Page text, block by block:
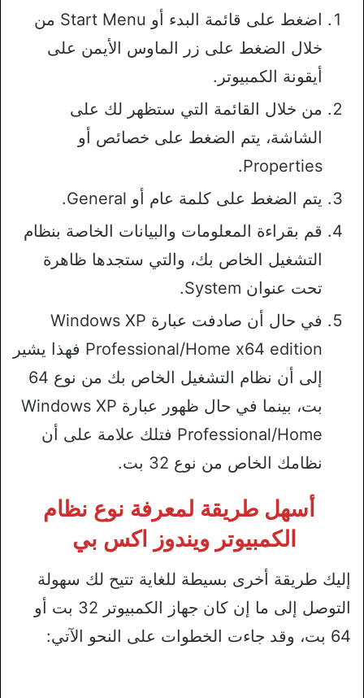
اضغط على قائمة البدء أو Start Menu من
خلال الضغط على زر الماوس الأيمن على
أيقونة الكمبيوتر.
من خلال القائمة التي ستظهر لك على
الشاشة، يتم الضغط على خصائص أو
Properties.
يتم الضغط على كلمة عام أو General.
قم بقراءة المعلومات والبيانات الخاصة بنظام
التشغيل الخاص بك، والتي ستجدها ظاهرة
تحت عنوان System.
في حال أن صادفت عبارة Windows XP
Professional/Home x64 edition فهذا يشير
إلى أن نظام التشغيل الخاص بك من نوع 64
بت، بينما في حال ظهور عبارة Windows XP
Professional/Home فتلك علامة على أن
نظامك الخاص من نوع 32 بت.
أسهل طريقة لمعرفة نوع نظام
الكمبيوتر ويندوز اكس بي
إليك طريقة أخرى بسيطة للغاية تتيح لك سهولة
التوصل إلى ما إن كان جهاز الكمبيوتر 32 بت أو
64 بت، وقد جاءت الخطوات على النحو الآتي: